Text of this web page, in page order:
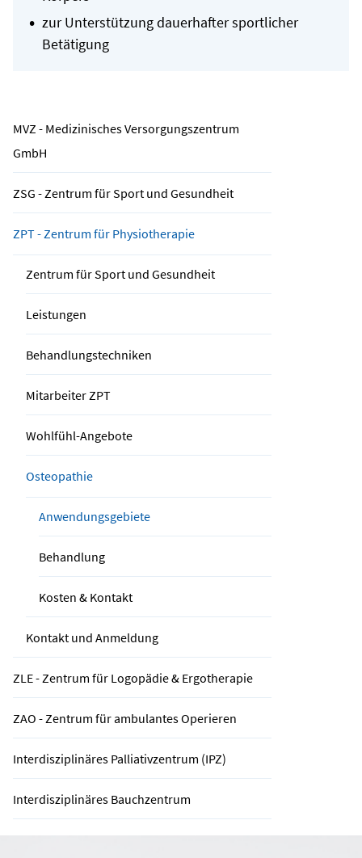
MVZ - Medizinisches Versorgungszentrum
GmbH
ZSG - Zentrum für Sport und Gesundheit
ZPT - Zentrum für Physiotherapie
Zentrum für Sport und Gesundheit
Leistungen
Behandlungstechniken
Mitarbeiter ZPT
Wohlfühl-Angebote
Osteopathie
Anwendungsgebiete
Behandlung
Kosten & Kontakt
Kontakt und Anmeldung
ZLE - Zentrum für Logopädie & Ergotherapie
ZAO - Zentrum für ambulantes Operieren
Interdisziplinäres Palliativzentrum (IPZ)
Interdisziplinäres Bauchzentrum
zur Unterstützung dauerhafter sportlicher
Betätigung